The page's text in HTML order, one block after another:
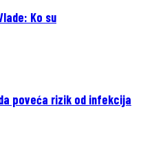
Ko su
poveća rizik od infekcija